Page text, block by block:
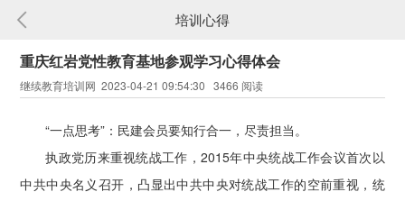
培训心得
重庆红岩党性教育基地参观学习心得体会
继续教育培训网 2023-04-21 09:54:30 3466 阅读
“一点思考”：民建会员要知行合一，尽责担当。
执政党历来重视统战工作，2015年中央统战工作会议首次以
中共中央名义召开，凸显出中共中央对统战工作的空前重视，统